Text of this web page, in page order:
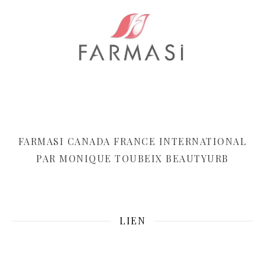
FARMASI CANADA FRANCE INTERNATIONAL
PAR MONIQUE TOUBEIX BEAUTYURB
LIEN